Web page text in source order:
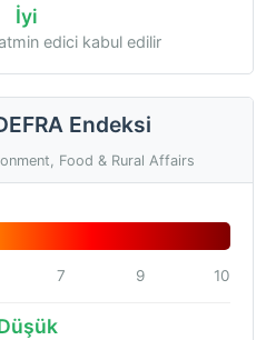
İyi
edici kabul edilir
Endeksi
Food & Rural Affairs
7 9 10